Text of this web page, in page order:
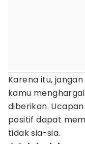
Karena itu,
kamu
diberikan.
positif dapat
tidak sia-sia.